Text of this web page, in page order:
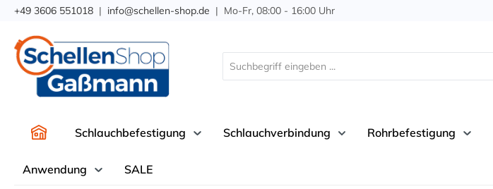
Zur Hauptnavigation springen
+49 3606 551018 | info@schellen-shop.de | Mo-Fr, 08:00 - 16:00 Uhr
Schlauchbefestigung Schlauchverbindung Rohrbefestigung
Anwendung SALE